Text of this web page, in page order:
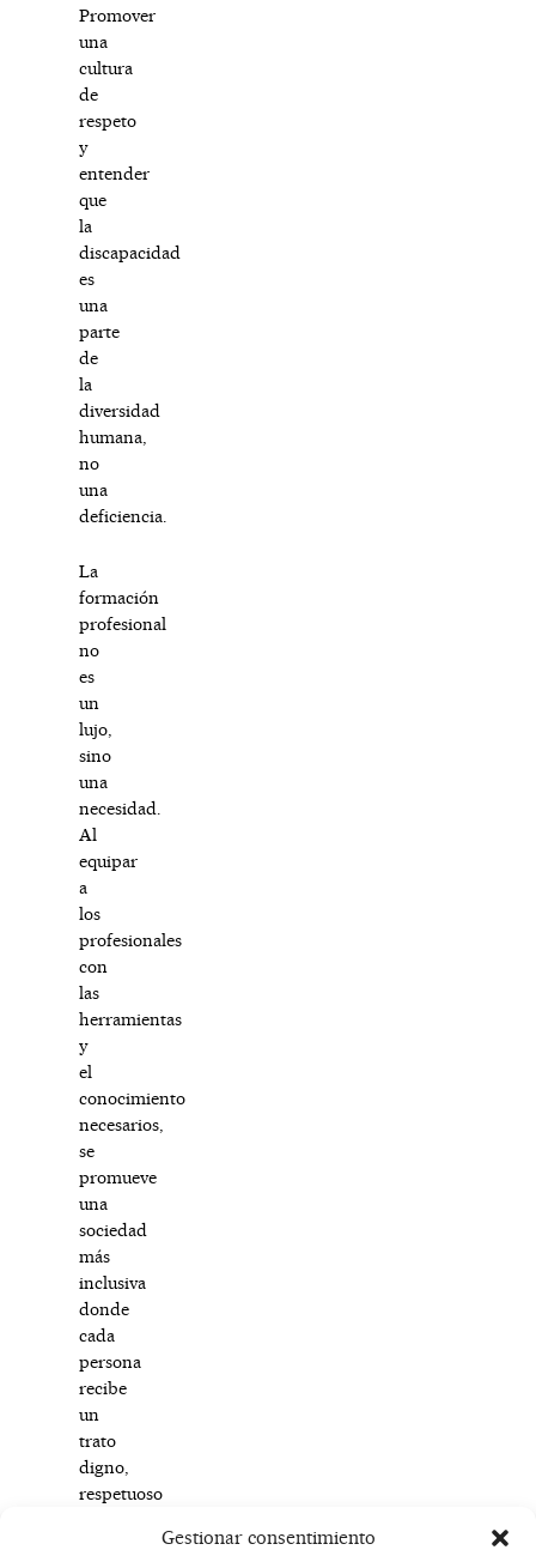
Gestionar consentimiento
Promover
una
cultura
de
respeto
y
entender
que
la
discapacidad
es
una
parte
de
la
diversidad
humana,
no
una
deficiencia.
La
formación
profesional
no
es
un
lujo,
sino
una
necesidad.
Al
equipar
a
los
profesionales
con
las
herramientas
y
el
conocimiento
necesarios,
se
promueve
una
sociedad
más
inclusiva
donde
cada
persona
recibe
un
trato
digno,
respetuoso